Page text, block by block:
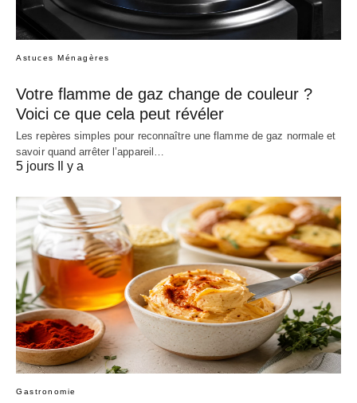
Astuces Ménagères
Votre flamme de gaz change de couleur ?
Voici ce que cela peut révéler
Les repères simples pour reconnaître une flamme de gaz normale et
savoir quand arrêter l’appareil…
5 jours Il y a
Gastronomie